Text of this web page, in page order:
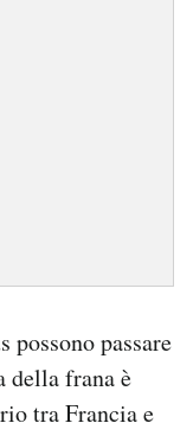
passare
della frana è
tra Francia e